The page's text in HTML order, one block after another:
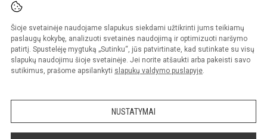
Šioje svetainėje naudojame slapukus siekdami užtikrinti jums teikiamų
paslaugų kokybę, analizuoti svetainės naudojimą ir optimizuoti naršymo
patirtį. Spustelėję mygtuką „Sutinku“, jūs patvirtinate, kad sutinkate su visų
slapukų naudojimu šioje svetainėje. Jei norite atšaukti arba pakeisti savo
sutikimus, prašome apsilankyti slapukų valdymo puslapyje.
NUSTATYMAI
© 2022. Vilniaus lopšelis darželis Naminukas. Visos teisės saugomos.
Kopijuoti turinį be raštiško darželio administracijos sutikimo griežtai draudžiama.
Prieinamumo paraiška Slapukų valdymas
Sumanus būdas atnaujinti